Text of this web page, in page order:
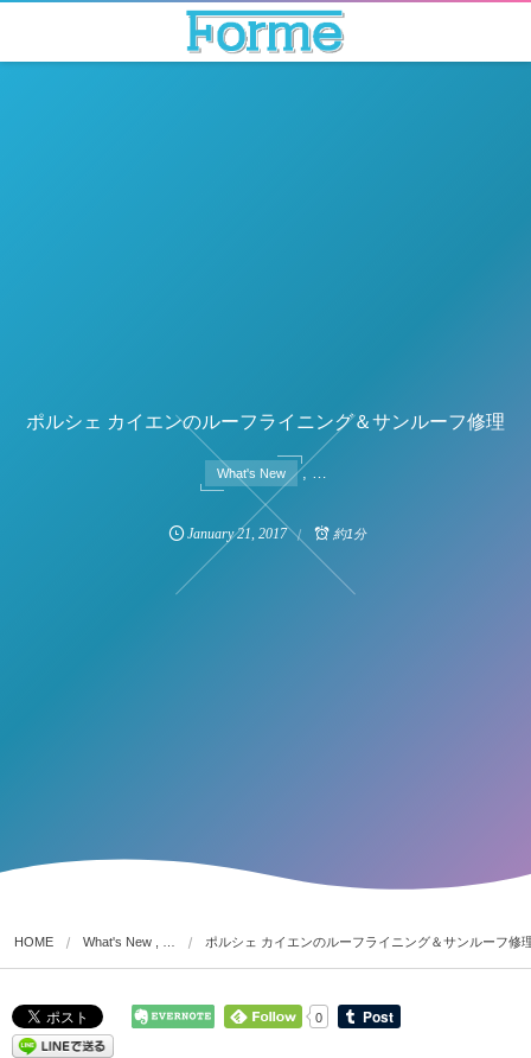
ポルシェ カイエンのルーフライニング＆サンルーフ修理
What's New , …
January 21,2017 約1分
HOME What's New , … ポルシェ カイエンのルーフライニング＆サンルーフ修
0